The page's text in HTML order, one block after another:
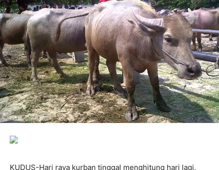
KUDUS-Hari raya kurban tinggal menghitung hari lagi.